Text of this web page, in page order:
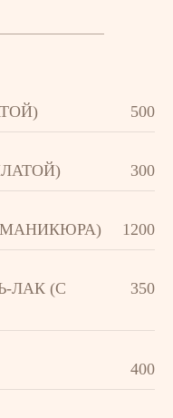
500
300
МАНИКЮРА) 1200
ЛАК (С
350
400